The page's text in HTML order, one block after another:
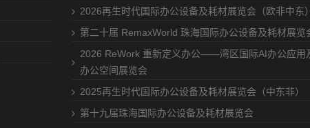
2026再生时代国际办公设备及耗材展览会（欧非中东）
第二十届 RemaxWorld 珠海国际办公设备及耗材展览
2026 ReWork 重新定义办公——湾区国际AI办公应用
办公空间展览会
2025再生时代国际办公设备及耗材展览会（中东非）
第十九届珠海国际办公设备及耗材展览会